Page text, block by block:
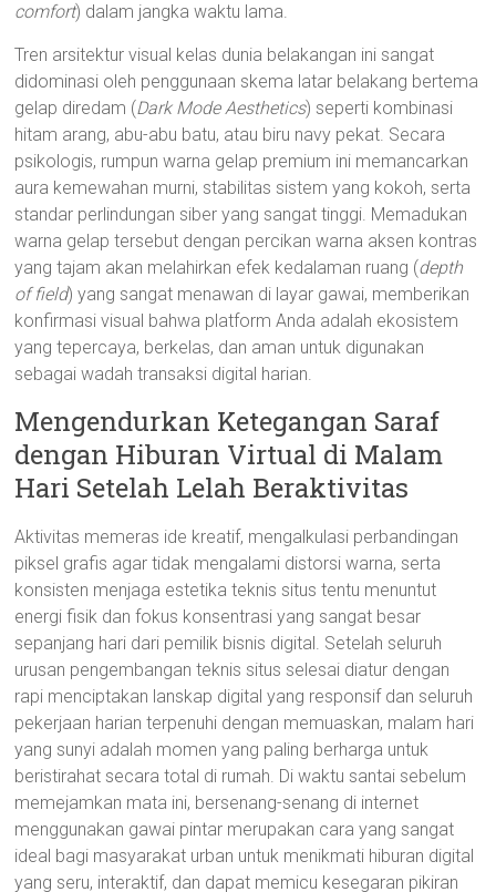
comfort) dalam jangka waktu lama.
Tren arsitektur visual kelas dunia belakangan ini sangat
didominasi oleh penggunaan skema latar belakang bertema
gelap diredam (Dark Mode Aesthetics) seperti kombinasi
hitam arang, abu-abu batu, atau biru navy pekat. Secara
psikologis, rumpun warna gelap premium ini memancarkan
aura kemewahan murni, stabilitas sistem yang kokoh, serta
standar perlindungan siber yang sangat tinggi. Memadukan
warna gelap tersebut dengan percikan warna aksen kontras
yang tajam akan melahirkan efek kedalaman ruang (depth
of field) yang sangat menawan di layar gawai, memberikan
konfirmasi visual bahwa platform Anda adalah ekosistem
yang tepercaya, berkelas, dan aman untuk digunakan
sebagai wadah transaksi digital harian.
Mengendurkan Ketegangan Saraf
dengan Hiburan Virtual di Malam
Hari Setelah Lelah Beraktivitas
Aktivitas memeras ide kreatif, mengalkulasi perbandingan
piksel grafis agar tidak mengalami distorsi warna, serta
konsisten menjaga estetika teknis situs tentu menuntut
energi fisik dan fokus konsentrasi yang sangat besar
sepanjang hari dari pemilik bisnis digital. Setelah seluruh
urusan pengembangan teknis situs selesai diatur dengan
rapi menciptakan lanskap digital yang responsif dan seluruh
pekerjaan harian terpenuhi dengan memuaskan, malam hari
yang sunyi adalah momen yang paling berharga untuk
beristirahat secara total di rumah. Di waktu santai sebelum
memejamkan mata ini, bersenang-senang di internet
menggunakan gawai pintar merupakan cara yang sangat
ideal bagi masyarakat urban untuk menikmati hiburan digital
yang seru, interaktif, dan dapat memicu kesegaran pikiran